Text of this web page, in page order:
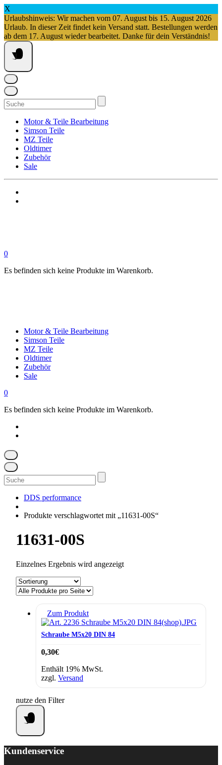
X
Urlaubshinweis: Wir machen vom 07. August bis 15. August 2026
Urlaub. In dieser Zeit findet kein Versand statt. Bestellungen werden
ab dem 17. August wieder bearbeitet. Danke für dein Verständnis!
Springe
zum
Inhalt
Suchen
nach:
Motor & Teile Bearbeitung
Simson Teile
MZ Teile
Oldtimer
Zubehör
Sale
0
Es befinden sich keine Produkte im Warenkorb.
Motor & Teile Bearbeitung
Simson Teile
MZ Teile
Oldtimer
Zubehör
Sale
0
Es befinden sich keine Produkte im Warenkorb.
Suchen
nach:
DDS performance
Produkte verschlagwortet mit „11631-00S“
11631-00S
Einzelnes Ergebnis wird angezeigt
Zum Produkt
Schraube M5x20 DIN 84
0,30€
Enthält 19% MwSt.
zzgl. Versand
nutze den Filter
Kundenservice